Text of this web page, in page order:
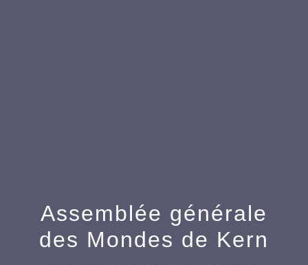
Assemblée générale
des Mondes de Kern